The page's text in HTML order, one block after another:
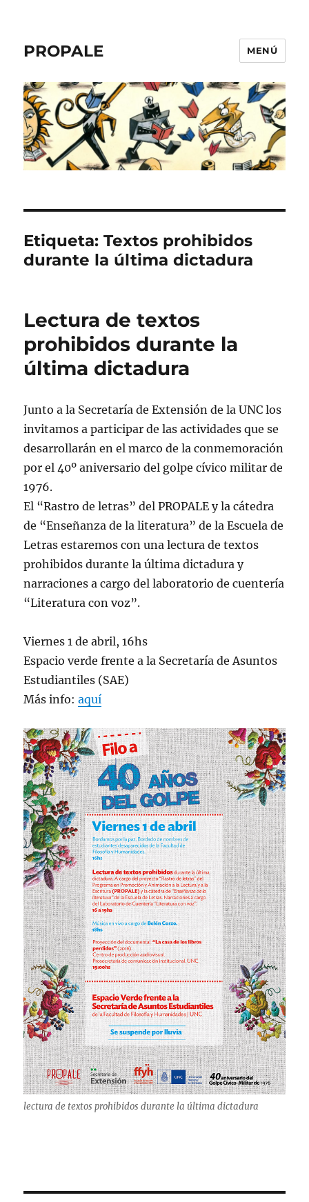
PROPALE MENÚ
Etiqueta:Textos prohibidos
durante la última dictadura
Lectura de textos
prohibidos durante la
última dictadura
Junto a la Secretaría de Extensión de la UNC los
invitamos a participar de las actividades que se
desarrollarán en el marco de la conmemoración
por el 40º aniversario del golpe cívico militar de
1976.
El “Rastro de letras” del PROPALE y la cátedra
de “Enseñanza de la literatura” de la Escuela de
Letras estaremos con una lectura de textos
prohibidos durante la última dictadura y
narraciones a cargo del laboratorio de cuentería
“Literatura con voz”.
Viernes 1de abril, 16hs
Espacio verde frente a la Secretaría de Asuntos
Estudiantiles (SAE)
Más info:aquí
lectura de textos prohibidos durante la última dictadura